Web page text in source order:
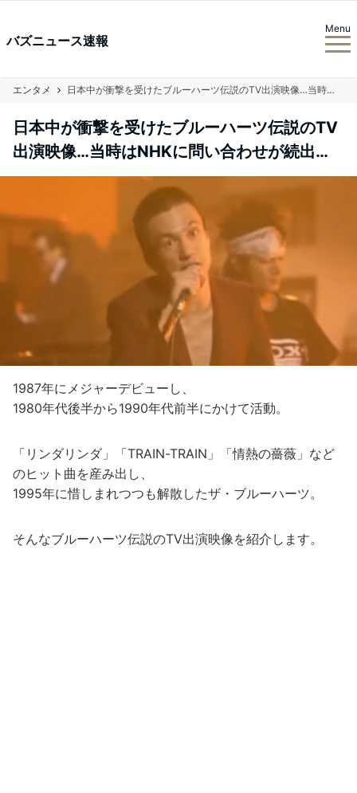
バズニュース速報
Menu
エンタメ 日本中が衝撃を受けたブルーハーツ伝説のTV出演映像…当時はNHKに問い合わせが続出…
日本中が衝撃を受けたブルーハーツ伝説のTV
出演映像…当時はNHKに問い合わせが続出…
1987年にメジャーデビューし、
1980年代後半から1990年代前半にかけて活動。
「リンダリンダ」「TRAIN-TRAIN」「情熱の薔薇」など
のヒット曲を産み出し、
1995年に惜しまれつつも解散したザ・ブルーハーツ。
そんなブルーハーツ伝説のTV出演映像を紹介します。